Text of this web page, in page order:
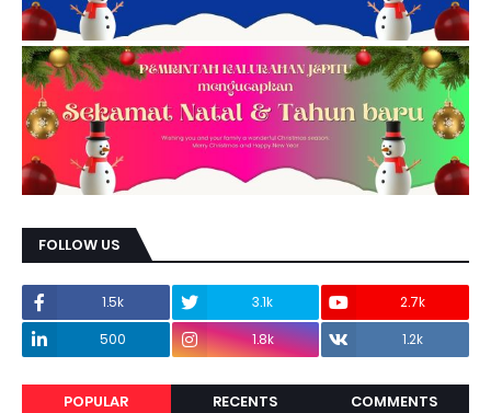
FOLLOW US
1.5k 3.1k
2.7k
500
1.8k 1.2k
POPULAR RECENTS COMMENTS